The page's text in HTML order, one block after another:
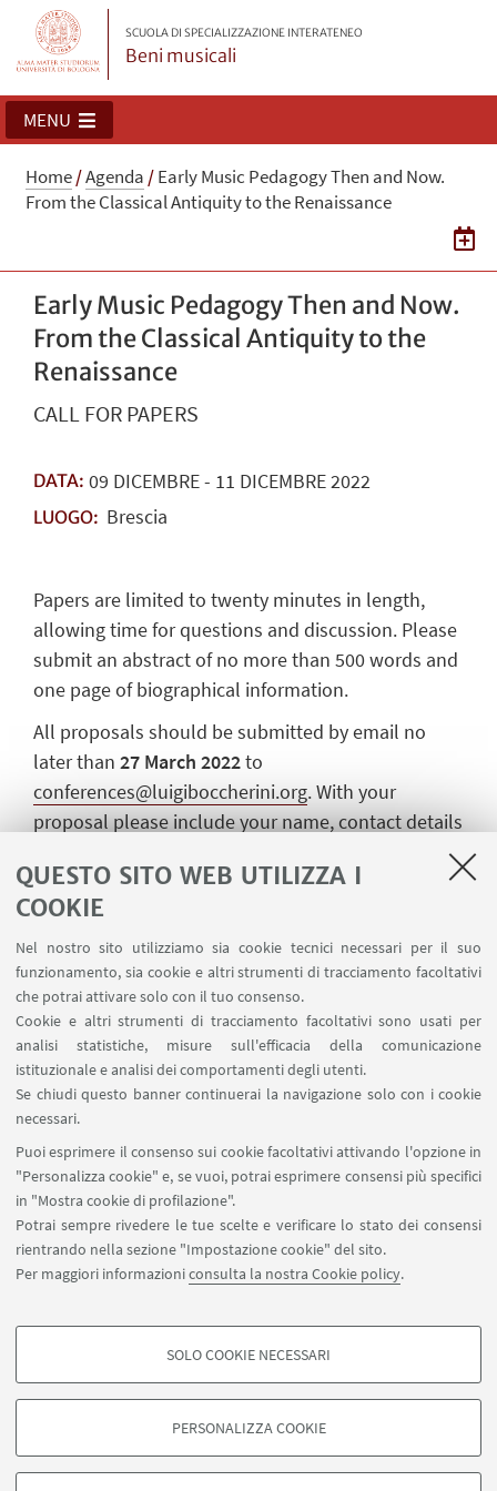
QUESTO SITO WEB UTILIZZA I
COOKIE
Nel nostro sito utilizziamo sia cookie tecnici necessari per il suo
funzionamento, sia cookie e altri strumenti di tracciamento facoltativi
che potrai attivare solo con il tuo consenso.
Cookie e altri strumenti di tracciamento facoltativi sono usati per
analisi statistiche, misure sull'efficacia della comunicazione
istituzionale e analisi dei comportamenti degli utenti.
Se chiudi questo banner continuerai la navigazione solo con i cookie
necessari.
Puoi esprimere il consenso sui cookie facoltativi attivando l'opzione in
"Personalizza cookie" e, se vuoi, potrai esprimere consensi più specifici
in "Mostra cookie di profilazione".
Potrai sempre rivedere le tue scelte e verificare lo stato dei consensi
rientrando nella sezione "Impostazione cookie" del sito.
Per maggiori informazioniconsulta la nostra Cookie policy.
COOKIE DI PROFILAZIONE - FACOLTATIVI
degli utenti, creare profili in base al loro comportamento sul sito, per analisi
di marketing.
SOLO COOKIE NECESSARI
PERSONALIZZA COOKIE
SCUOLA DI SPECIALIZZAZIONE INTERATENEO
Beni musicali
MENU
Home/Agenda /Early Music Pedagogy Then and Now.
From the Classical Antiquity to the Renaissance
Early Music Pedagogy Then and Now.
From the Classical Antiquity to the
Renaissance
CALL FOR PAPERS
DATA: 09 DICEMBRE- 11 DICEMBRE2022
LUOGO: Brescia
Papers are limited to twenty minutes in length,
allowing time for questions and discussion. Please
submit an abstract of no more than 500 words and
one page of biographical information.
All proposals should be submitted by email no
later than 27 March 2022to
conferences@luigiboccherini.org. With your
proposal please include your name, contact details
and (if applicable) your affiliation.
The committee will make its final decision on the
abstracts byApril 2022, and contributors will be
informed immediately thereafter. Further
information about the programme, registration,
travel and accommodation will be announced after
that date.
IN EVIDENZA